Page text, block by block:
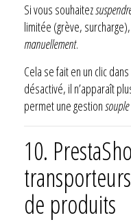
Si vous souhaitez
limitée (grève,
manuellement.
Cela se fait en un clic
désactivé, il n’apparaît
permet une gestion
10.
de produits